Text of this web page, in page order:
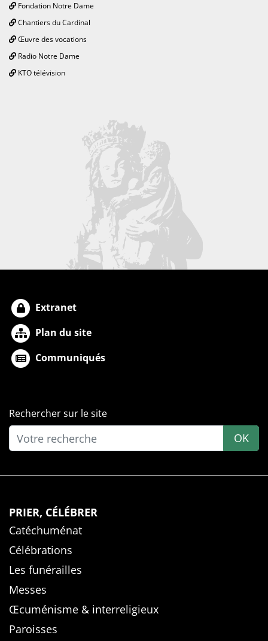
Fondation Notre Dame
Chantiers du Cardinal
Œuvre des vocations
Radio Notre Dame
KTO télévision
Extranet
Plan du site
Communiqués
Rechercher sur le site
OK
PRIER, CÉLÉBRER
Catéchuménat
Célébrations
Les funérailles
Messes
Œcuménisme & interreligieux
Paroisses